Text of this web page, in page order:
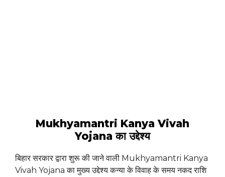
Mukhyamantri Kanya Vivah
Yojana का उद्देश्य
बिहार सरकार द्वारा शुरू की जाने वाली Mukhyamantri Kanya
Vivah Yojana का मुख्य उद्देश्य कन्या के विवाह के समय नकद राशि